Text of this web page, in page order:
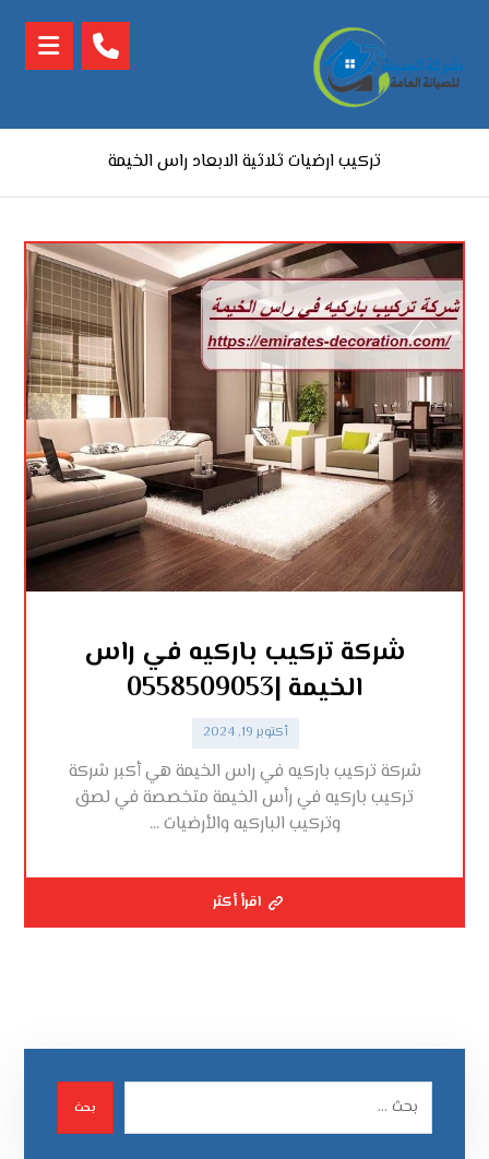
تركيب ارضيات ثلاثية الابعاد راس الخيمة
شركة تركيب باركيه في راس
الخيمة |0558509053
أكتوبر 19, 2024
شركة تركيب باركيه في راس الخيمة هي أكبر شركة
تركيب باركيه في رأس الخيمة متخصصة في لصق
وتركيب الباركيه والأرضيات ...
اقرأ أكثر
بحث